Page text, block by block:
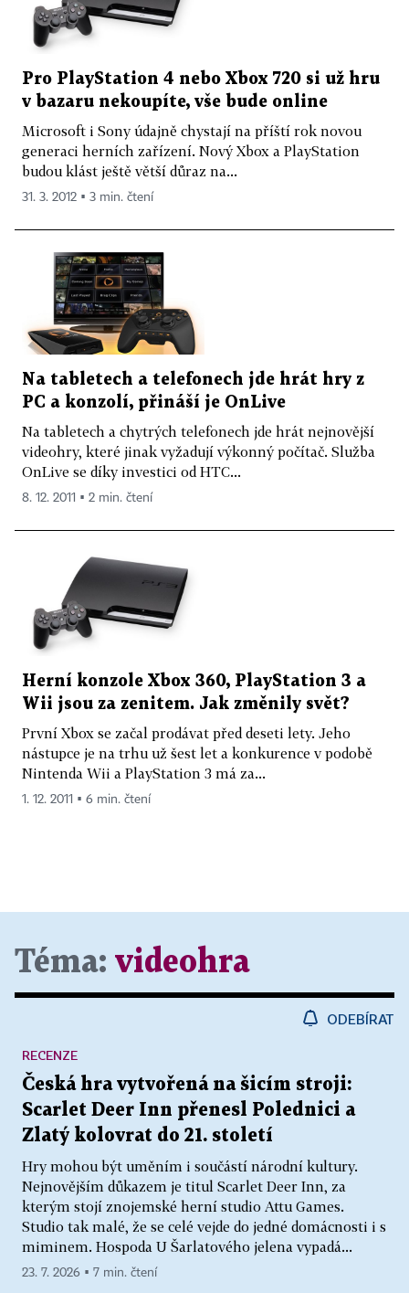
Pro PlayStation 4 nebo Xbox 720 si už hru
v bazaru nekoupíte, vše bude online
Microsoft i Sony údajně chystají na příští rok novou
generaci herních zařízení. Nový Xbox a PlayStation
budou klást ještě větší důraz na...
31. 3. 2012 ▪ 3 min. čtení
Na tabletech a telefonech jde hrát hry z
PC a konzolí, přináší je OnLive
Na tabletech a chytrých telefonech jde hrát nejnovější
videohry, které jinak vyžadují výkonný počítač. Služba
OnLive se díky investici od HTC...
8. 12. 2011 ▪ 2 min. čtení
Herní konzole Xbox 360, PlayStation 3 a
Wii jsou za zenitem. Jak změnily svět?
První Xbox se začal prodávat před deseti lety. Jeho
nástupce je na trhu už šest let a konkurence v podobě
Nintenda Wii a PlayStation 3 má za...
1. 12. 2011 ▪ 6 min. čtení
Téma: videohra
ODEBÍRAT
Česká hra vytvořená na šicím stroji:
Scarlet Deer Inn přenesl Polednici a
Zlatý kolovrat do 21. století
Hry mohou být uměním i součástí národní kultury.
Nejnovějším důkazem je titul Scarlet Deer Inn, za
kterým stojí znojemské herní studio Attu Games.
Studio tak malé, že se celé vejde do jedné domácnosti i s
miminem. Hospoda U Šarlatového jelena vypadá...
RECENZE
23. 7. 2026 ▪ 7 min. čtení